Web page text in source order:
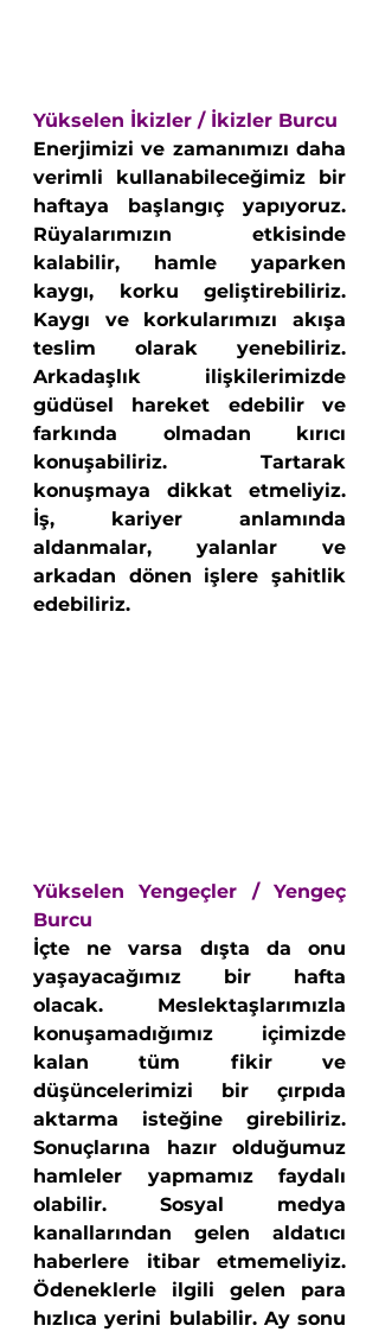
Yükselen İkizler / İkizler Burcu
Enerjimizi ve zamanımızı daha
verimli kullanabileceğimiz bir
haftaya başlangıç yapıyoruz.
Rüyalarımızın etkisinde
kalabilir, hamle yaparken
kaygı, korku geliştirebiliriz.
Kaygı ve korkularımızı akışa
teslim olarak yenebiliriz.
Arkadaşlık ilişkilerimizde
güdüsel hareket edebilir ve
farkında olmadan kırıcı
konuşabiliriz. Tartarak
konuşmaya dikkat etmeliyiz.
İş, kariyer anlamında
aldanmalar, yalanlar ve
arkadan dönen işlere şahitlik
edebiliriz.
Yükselen Yengeçler / Yengeç
Burcu
İçte ne varsa dışta da onu
yaşayacağımız bir hafta
olacak. Meslektaşlarımızla
konuşamadığımız içimizde
kalan tüm fikir ve
düşüncelerimizi bir çırpıda
aktarma isteğine girebiliriz.
Sonuçlarına hazır olduğumuz
hamleler yapmamız faydalı
olabilir. Sosyal medya
kanallarından gelen aldatıcı
haberlere itibar etmemeliyiz.
Ödeneklerle ilgili gelen para
hızlıca yerini bulabilir. Ay sonu